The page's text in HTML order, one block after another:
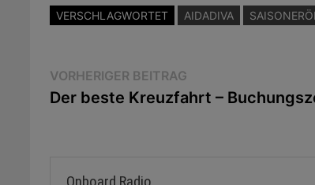
VERSCHLAGWORTET AIDADIVA
Beitragsnavigation
VORHERIGER BEITRAG
Beitrag:
Der beste Kreuzfahrt –